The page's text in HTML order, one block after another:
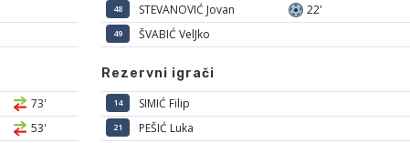
73'
53'
48 STEVANOVIĆ Jovan 22'
49 ŠVABIĆ VelJko
Rezervni igrači
14 SIMIĆ Filip
21 PEŠIĆ Luka